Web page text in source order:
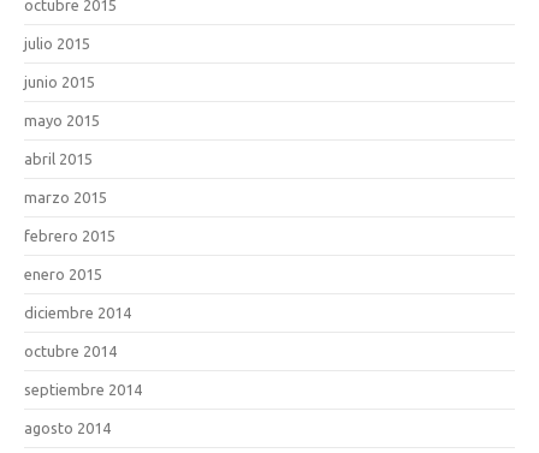
octubre 2015
julio 2015
junio 2015
mayo 2015
abril 2015
marzo 2015
febrero 2015
enero 2015
diciembre 2014
octubre 2014
septiembre 2014
agosto 2014